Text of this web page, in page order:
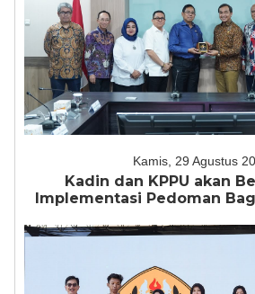
Kamis, 29 Agustus
Kadin dan KPPU akan
Implementasi Pedoman